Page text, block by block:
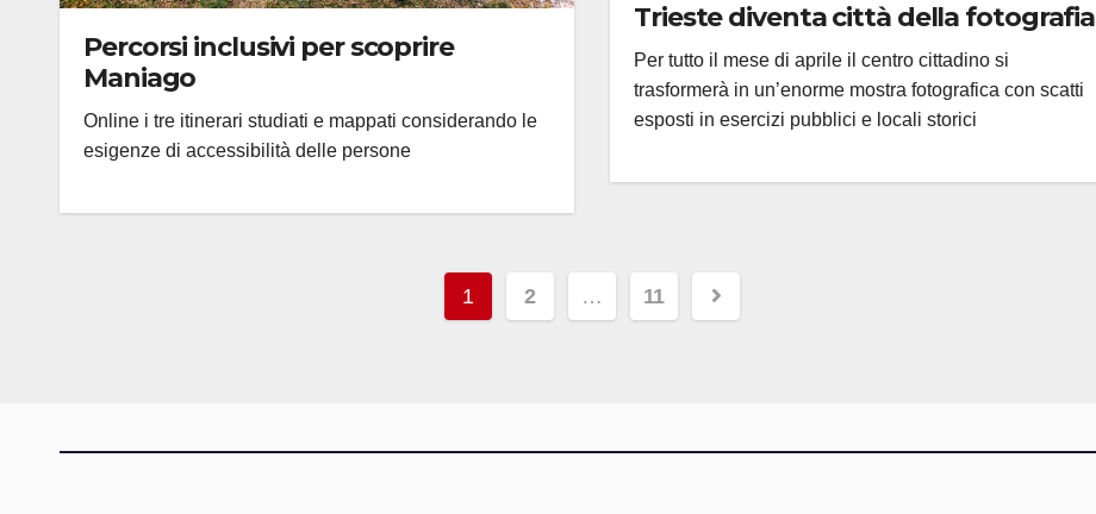
Percorsi inclusivi per scoprire
Maniago
Online i tre itinerari studiati e mappati considerando le
esigenze di accessibilità delle persone
Trieste diventa città della fotografia
Per tutto il mese di aprile il centro cittadino si
trasformerà in un’enorme mostra fotografica con scatti
esposti in esercizi pubblici e locali storici
Paginazione
degli
1 2 … 11